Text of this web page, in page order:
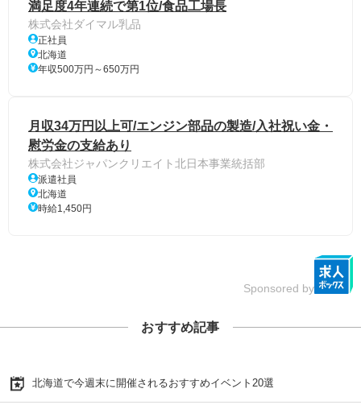
満足度4年連続で第1位/食品工場長
株式会社ダイマル乳品
正社員
北海道
年収500万円～650万円
月収34万円以上可/エンジン部品の製造/入社祝い金・
慰労金の支給あり
株式会社ジャパンクリエイト北日本事業統括部
派遣社員
北海道
時給1,450円
Sponsored by
おすすめ記事
北海道で今週末に開催されるおすすめイベント20選